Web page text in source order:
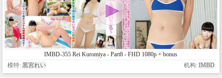
IMBD-355 Rei Kuromiya - Part8 - FHD 1080p + bonus
模特: 黒宮れい 机构: IMBD